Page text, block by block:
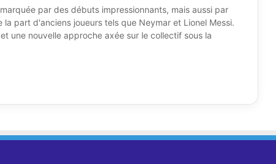
par des débuts impressionnants, mais aussi par
part d'anciens joueurs tels que Neymar et Lionel Messi.
une nouvelle approche axée sur le collectif sous la